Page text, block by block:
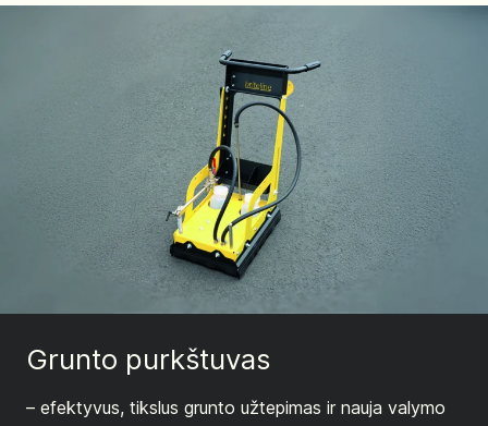
Grunto purkštuvas
– efektyvus, tikslus grunto užtepimas ir nauja valymo